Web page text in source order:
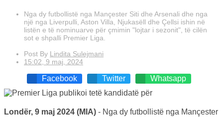
Nga dy futbollistë nga Mançester Siti dhe Arsenali dhe nga
një nga Liverpulli, Aston Villa, Njukasëll dhe Çellsi ishin në
listën e të nominuarve për çmimin "lojtar i sezonit", të cilën
sot e shpalli Premier Liga.
Post By Lindita Sulejmani
15:02, 9 maj, 2024
Facebook Twitter Whatsapp
Londër, 9 maj 2024 (MIA) - Nga dy futbollistë nga Mançester